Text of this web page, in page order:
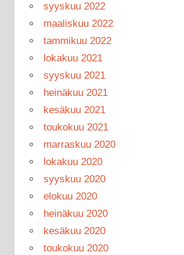
syyskuu 2022
maaliskuu 2022
tammikuu 2022
lokakuu 2021
syyskuu 2021
heinäkuu 2021
kesäkuu 2021
toukokuu 2021
marraskuu 2020
lokakuu 2020
syyskuu 2020
elokuu 2020
heinäkuu 2020
kesäkuu 2020
toukokuu 2020